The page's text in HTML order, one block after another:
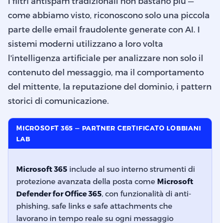
come abbiamo visto, riconoscono solo una piccola
parte delle email fraudolente generate con AI. I
sistemi moderni utilizzano a loro volta
l'intelligenza artificiale per analizzare non solo il
contenuto del messaggio, ma il comportamento
del mittente, la reputazione del dominio, i pattern
storici di comunicazione.
MICROSOFT 365 — PARTNER CERTIFICATO LOBBIANI
LAB
Microsoft 365 include al suo interno strumenti di
protezione avanzata della posta come Microsoft
Defender for Office 365, con funzionalità di anti-
phishing, safe links e safe attachments che
lavorano in tempo reale su ogni messaggio